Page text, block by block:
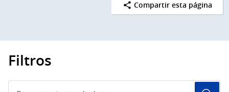
Compartir esta página
Filtros